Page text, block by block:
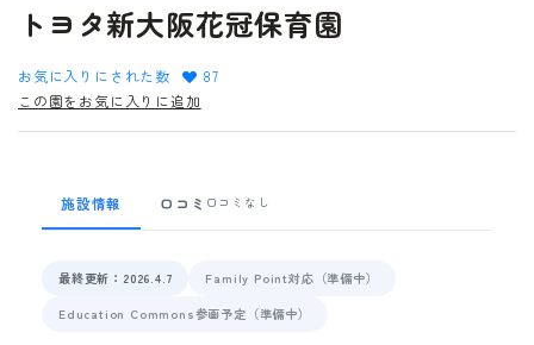
トヨタ新大阪花冠保育園
お気に入りにされた数
87
この園をお気に入りに追加
施設情報 口コミ 口コミなし
最終更新：2026.4.7
Family Point対応（準備中）
Education Commons参画予定（準備中）